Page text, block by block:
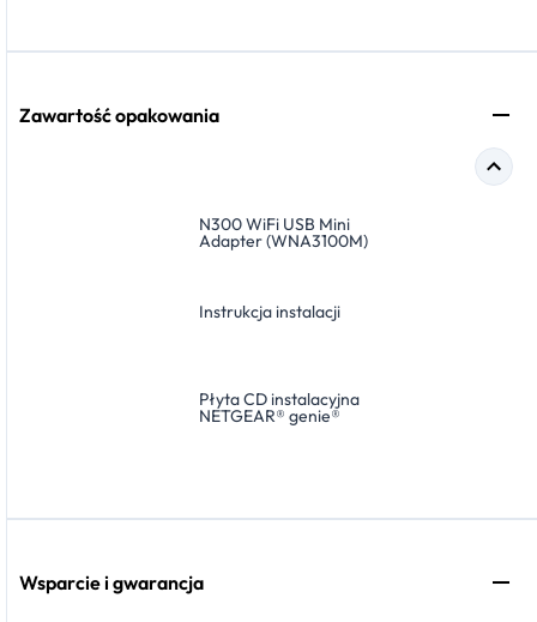
Zawartość opakowania
N300 WiFi USB Mini
Adapter (WNA3100M)
Instrukcja instalacji
Płyta CD instalacyjna
NETGEAR® genie®
Wsparcie i gwarancja